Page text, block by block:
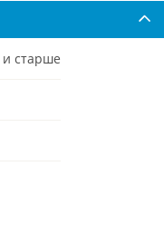
и старше